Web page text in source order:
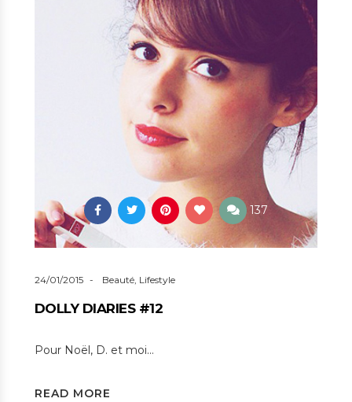
137
24/01/2015 Beauté, Lifestyle
DOLLY DIARIES #12
Pour Noël, D. et moi…
READ MORE